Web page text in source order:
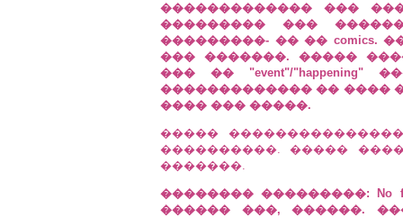
������������� ���
��������� ���
���������- �� ��
��� �������. �����
��� �� "event"/
������������� �� ����
���� ��� �����.
�����
����������. �����
�������.
�������� ���������: No
������ ���, ������.